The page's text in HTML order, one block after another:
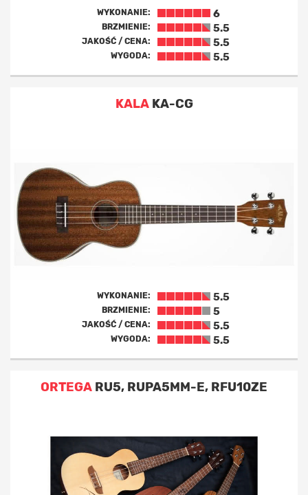
WYKONANIE: 6
BRZMIENIE: 5.5
JAKOŚĆ / CENA: 5.5
WYGODA: 5.5
KALAKA-CG
WYKONANIE: 5.5
BRZMIENIE: 5
JAKOŚĆ / CENA: 5.5
WYGODA: 5.5
ORTEGA RU5, RUPA5MM-E, RFU10ZE